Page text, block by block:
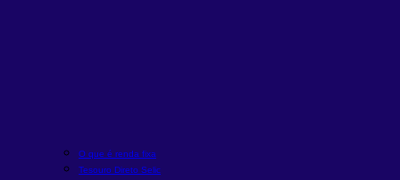
O que é renda fixa
Tesouro Direto Selic